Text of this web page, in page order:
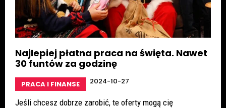
Najlepiej płatna praca na święta. Nawet
30 funtów za godzinę
PRACA I FINANSE 2024-10-27
Jeśli chcesz dobrze zarobić, te oferty mogą cię